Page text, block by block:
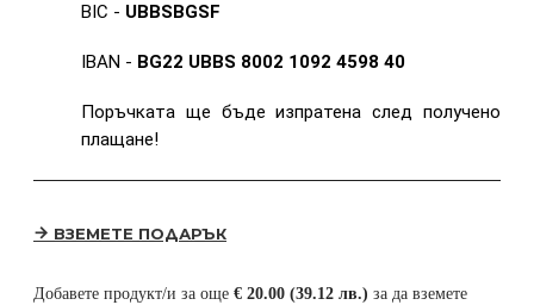
BIC - UBBSBGSF
IBAN - BG22 UBBS 8002 1092 4598 40
Поръчката ще бъде изпратена след получено
плащане!
ВЗЕМЕТЕ ПОДАРЪК
Добавете продукт/и за още € 20.00 (39.12 лв.) за да вземете